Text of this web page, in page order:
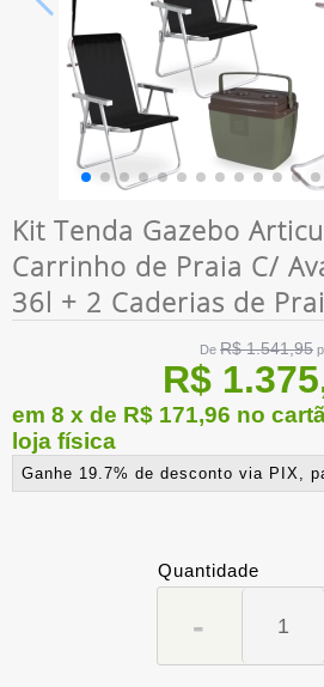
Kit Tenda Gazebo
Carrinho de Praia C/
36l + 2 Caderias de
De R$ 1.541,95
R$
em 8 x de R$ 171,96 no
loja física
Ganhe 19.7% de desconto via PIX,
Quantidade
-